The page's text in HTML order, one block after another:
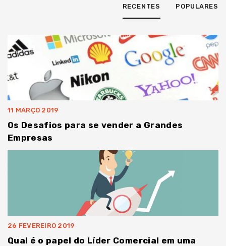
POPULARES
RECENTES
11 MARÇO 2019
Os Desafios para se vender a Grandes
Empresas
26 FEVEREIRO 2019
Qual é o papel do Líder Comercial em uma